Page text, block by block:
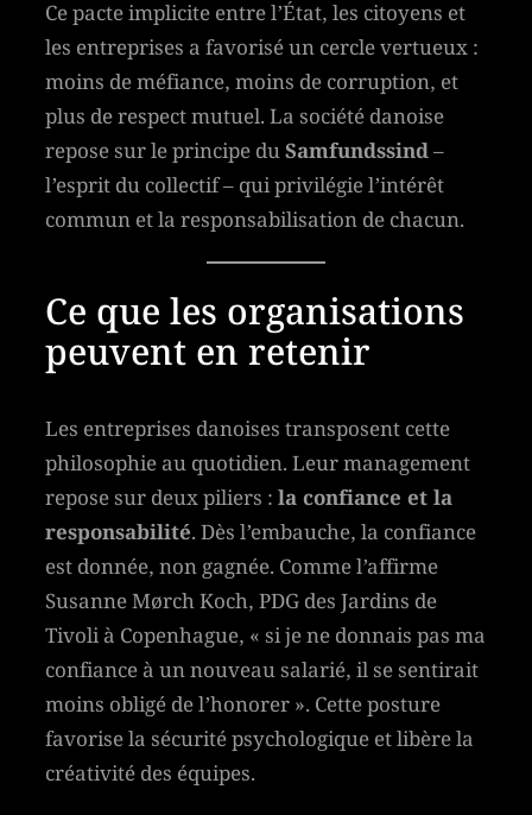
Ce pacte implicite entre l’État, les citoyens et
les entreprises a favorisé un cercle vertueux :
moins de méfiance, moins de corruption, et
plus de respect mutuel. La société danoise
repose sur le principe duSamfundssind–
l’esprit du collectif – qui privilégie l’intérêt
commun et la responsabilisation de chacun.
Ce que les organisations
peuvent en retenir
Les entreprises danoises transposent cette
philosophie au quotidien. Leur management
repose sur deux piliers :la confiance et la
responsabilité. Dès l’embauche, la confiance
est donnée, non gagnée. Comme l’affirme
Susanne Mørch Koch, PDG des Jardins de
Tivoli à Copenhague, « si je ne donnais pas ma
confiance à un nouveau salarié, il se sentirait
moins obligé de l’honorer ». Cette posture
favorise la sécurité psychologique et libère la
créativité des équipes.